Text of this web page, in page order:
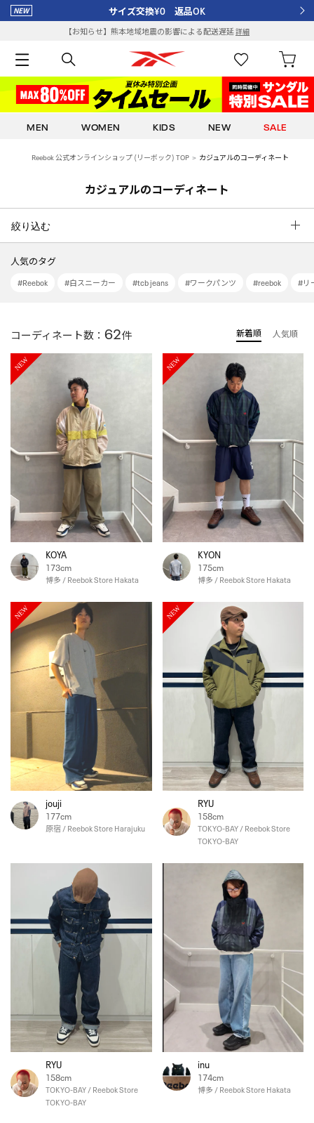
¥8,000以上で送料全額ポイント還元
【お知らせ】熊本地域地震の影響による配送遅延詳細
MEN WOMEN KIDS NEW SALE
Reebok 公式オンラインショップ (リーボック) TOP カジュアルのコーディネート
カジュアルのコーディネート
絞り込む
人気のタグ
#Reebok #白スニーカー #tcb jeans #ワークパンツ #reebok #リ
コーディネート数： 62件 新着順 人気順
NEW
KOYA
173cm
博多 / Reebok Store Hakata
NEW
KYON
175cm
博多 / Reebok Store Hakata
NEW
jouji
177cm
原宿 / Reebok Store Harajuku
NEW
RYU
158cm
TOKYO-BAY / Reebok Store
TOKYO-BAY
RYU
158cm
TOKYO-BAY / Reebok Store
TOKYO-BAY
inu
174cm
博多 / Reebok Store Hakata